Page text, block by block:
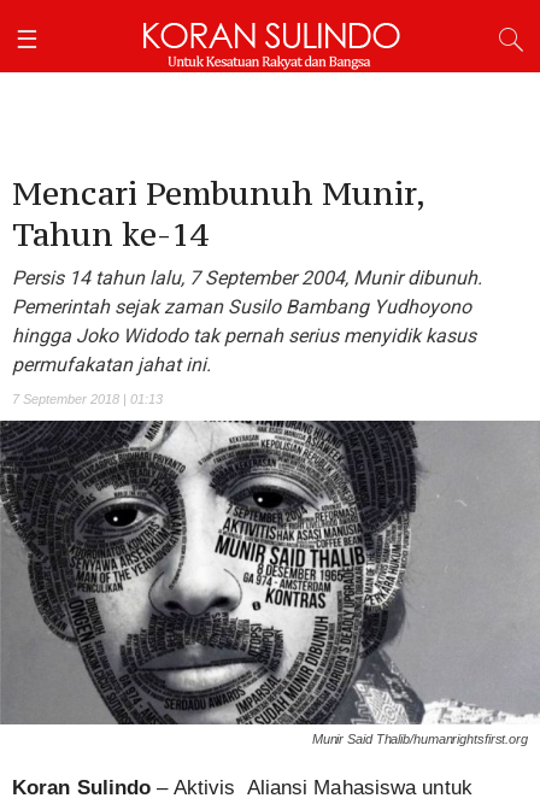
Mencari Pembunuh Munir,
Tahun ke-14
Persis 14 tahun lalu, 7 September 2004, Munir dibunuh.
Pemerintah sejak zaman Susilo Bambang Yudhoyono
hingga Joko Widodo tak pernah serius menyidik kasus
permufakatan jahat ini.
7 September 2018 | 01:13
Munir Said Thalib/humanrightsfirst.org
Koran Sulindo – Aktivis Aliansi Mahasiswa untuk